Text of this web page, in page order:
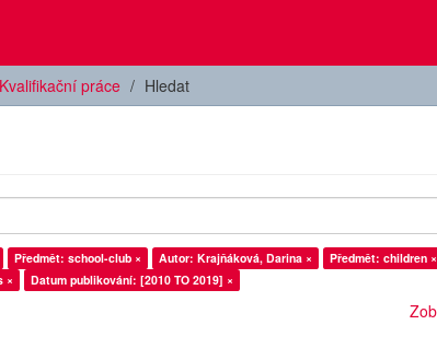
Kvalifikační práce Hledat
Předmět: school-club × Autor: Krajňáková, Darina ×
Předmět: children ×
× Datum publikování: [2010 TO 2019] ×